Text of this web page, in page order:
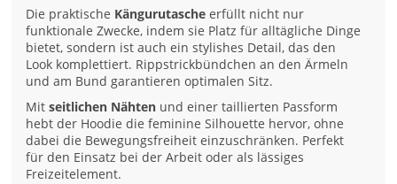
Die praktische Kängurutasche erfüllt nicht nur
funktionale Zwecke, indem sie Platz für alltägliche Dinge
bietet, sondern ist auch ein stylishes Detail, das den
Look komplettiert. Rippstrickbündchen an den Ärmeln
und am Bund garantieren optimalen Sitz.
Mitseitlichen Nähten und einer taillierten Passform
hebt der Hoodie die feminine Silhouette hervor, ohne
dabei die Bewegungsfreiheit einzuschränken. Perfekt
für den Einsatz bei der Arbeit oder als lässiges
Freizeitelement.